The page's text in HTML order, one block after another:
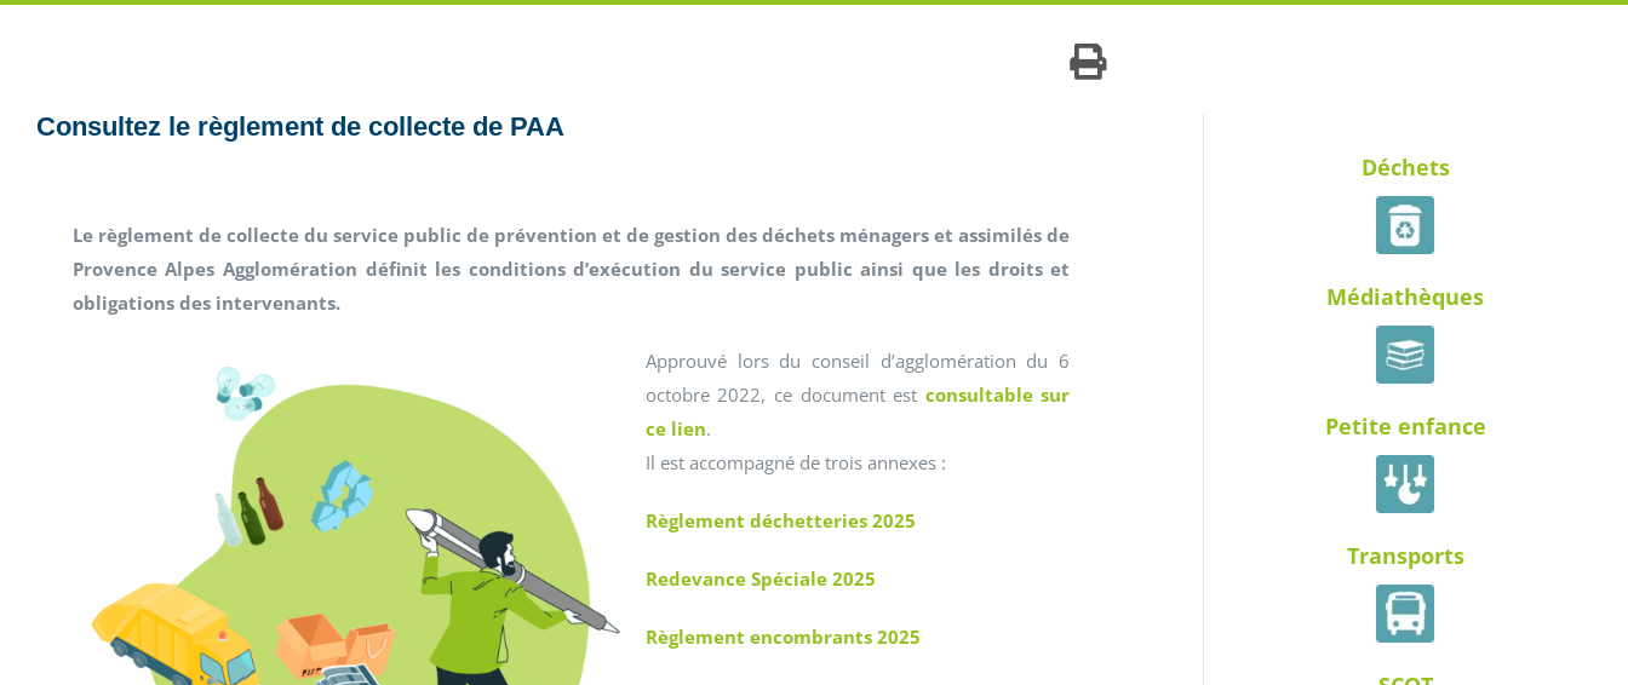
Consultez le règlement de collecte de PAA
Le règlement de collecte du service public de prévention et de gestion des déchets ménagers et assimilés de
Provence Alpes Agglomération définit les conditions d’exécution du service public ainsi que les droits et
obligations des intervenants.
Approuvé lors du conseil d’agglomération du 6
octobre 2022, ce document est consultable sur
ce lien.
Il est accompagné de trois annexes :
Règlement déchetteries 2025
Redevance Spéciale 2025
Règlement encombrants 2025
Déchets
Médiathèques
Petite enfance
Transports